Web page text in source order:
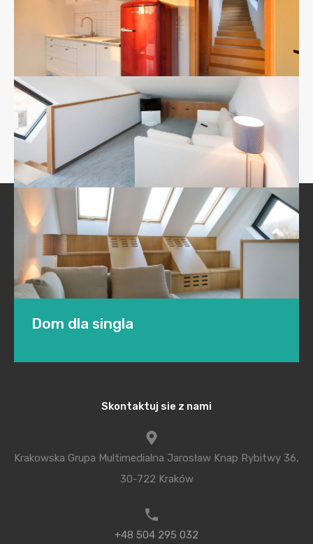
Dom dla singla
jedynie 40 metrów kwadratowych. Unikatową
architekturę o nazwie Domo Dom zaprojektował
Pomimo niewielkiej powierzchni, w domu znajduje
się salon z aneksem kuchennym, łazienka i sypialnia,
Skontaktuj sie z nami
Krakowska Grupa Multimedialna Jarosław Knap Rybitwy 36,
30-722 Kraków
+48 504 295 032